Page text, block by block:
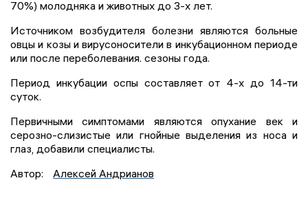
70%) молодняка и животных до 3-х лет.
Источником возбудителя болезни являются больные
овцы и козы и вирусоносители в инкубационном периоде
или после переболевания. сезоны года.
Период инкубации оспы составляет от 4-х до 14-ти
суток.
Первичными симптомами являются опухание век и
серозно-слизистые или гнойные выделения из носа и
глаз, добавили специалисты.
Автор:
Алексей Андрианов